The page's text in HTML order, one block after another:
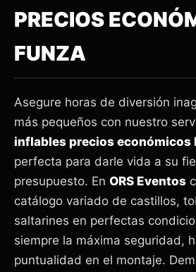
PRECIOS
FUNZA
Asegure horas de diversión
más pequeños con nuestro
inflables precios económicos
perfecta para darle vida a su
presupuesto. En ORS Eventos
catálogo variado de castillos,
saltarines en perfectas
siempre la máxima seguridad,
puntualidad en el montaje.